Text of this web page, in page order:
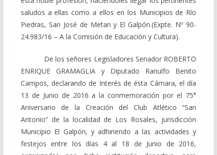
saludos a ellas como a ellos en los Municipios de Río
Piedras, San José de Metan y El Galpón.(Expte. Nº 90-
24.983/16 – A la Comisión de Educación y Cultura).
De los señores Legisladores Senador ROBERTO
ENRIQUE GRAMAGLIA y Diputado Ranulfo Benito
Campos, declarando de Interés de ésta Cámara, el día
13 de Junio de 2016 a la conmemoración por el 75°
Aniversario de la Creación del Club Atlético “San
Antonio” de la localidad de Los Rosales, jurisdicción
Municipio El Galpón, y adhiriendo a las actividades y
festejos entre los días 4 al 18 de Junio de 2016,